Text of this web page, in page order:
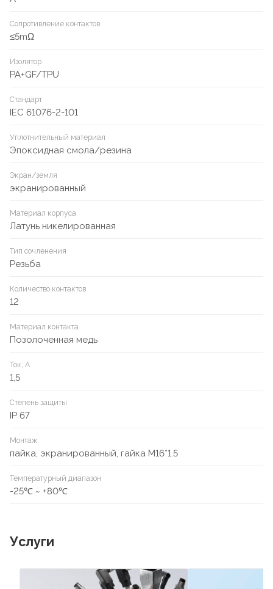
Сопротивление контактов
≤5mΩ
Изолятор
PA+GF/TPU
Стандарт
IEC 61076-2-101
Уплотнительный материал
Эпоксидная смола/резина
Экран/земля
экранированный
Материал корпуса
Латунь никелированная
Тип сочленения
Резьба
Количество контактов
12
Материал контакта
Позолоченная медь
Ток, А
1,5
Степень защиты
IP 67
Монтаж
пайка, экранированный, гайка М16*1.5
Температурный диапазон
-25℃ ~ +80℃
Услуги